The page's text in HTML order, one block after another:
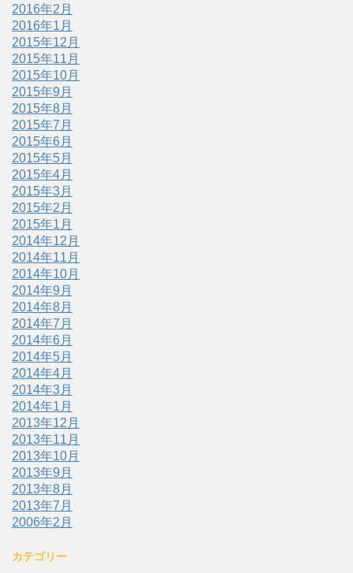
2016年2月
2016年1月
2015年12月
2015年11月
2015年10月
2015年9月
2015年8月
2015年7月
2015年6月
2015年5月
2015年4月
2015年3月
2015年2月
2015年1月
2014年12月
2014年11月
2014年10月
2014年9月
2014年8月
2014年7月
2014年6月
2014年5月
2014年4月
2014年3月
2014年1月
2013年12月
2013年11月
2013年10月
2013年9月
2013年8月
2013年7月
2006年2月
カテゴリー